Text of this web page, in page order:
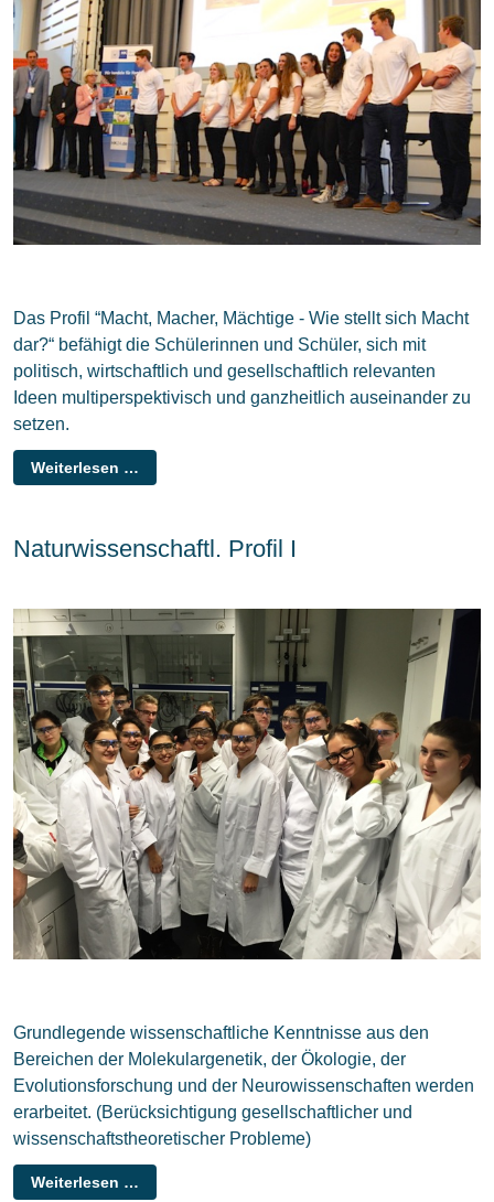
Das Profil “Macht, Macher, Mächtige - Wie stellt sich Macht
dar?“ befähigt die Schülerinnen und Schüler, sich mit
politisch, wirtschaftlich und gesellschaftlich relevanten
Ideen multiperspektivisch und ganzheitlich auseinander zu
setzen.
Weiterlesen …
Naturwissenschaftl. Profil I
Grundlegende wissenschaftliche Kenntnisse aus den
Bereichen der Molekulargenetik, der Ökologie, der
Evolutionsforschung und der Neurowissenschaften werden
erarbeitet. (Berücksichtigung gesellschaftlicher und
wissenschaftstheoretischer Probleme)
Weiterlesen …